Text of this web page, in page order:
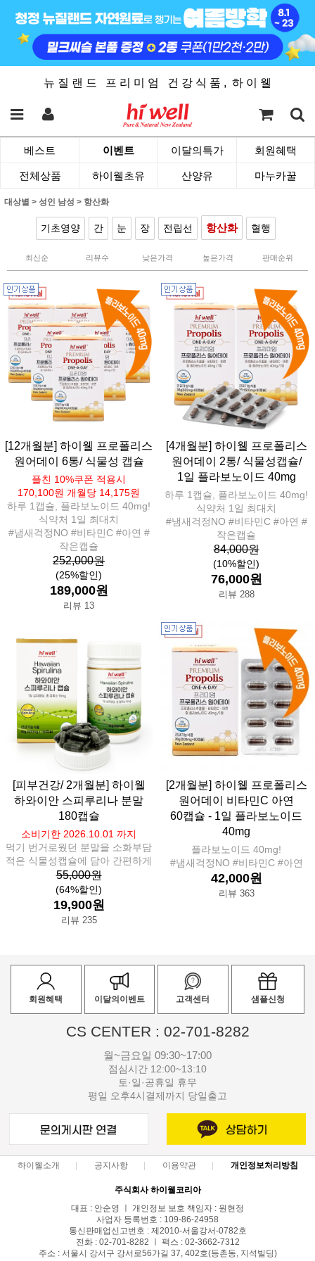
뉴 질 랜 드 프 리 미 엄 건 강 식 품 , 하 이 웰
베스트 이벤트 이달의특가 회원혜택
전체상품 하이웰초유 산양유 마누카꿀
대상별 > 성인 남성 > 항산화
기초영양 간 눈 장 전립선 항산화 혈행
최신순 리뷰수 낮은가격 높은가격 판매순위
[12개월분] 하이웰 프로폴리스
원어데이 6통/ 식물성 캡슐
플친 10%쿠폰 적용시
170,100원 개월당 14,175원
하루 1캡슐, 플라보노이드 40mg!
식약처 1일 최대치
#냄새걱정NO #비타민C #아연 #
작은캡슐
252,000원
(25%할인)
189,000원
리뷰 13
[4개월분] 하이웰 프로폴리스
원어데이 2통/ 식물성캡슐/
1일 플라보노이드 40mg
하루 1캡슐, 플라보노이드 40mg!
식약처 1일 최대치
#냄새걱정NO #비타민C #아연 #
작은캡슐
84,000원
(10%할인)
76,000원
리뷰 288
[피부건강/ 2개월분] 하이웰
하와이안 스피루리나 분말
180캡슐
소비기한 2026.10.01 까지
먹기 번거로웠던 분말을 소화부담
적은 식물성캡슐에 담아 간편하게
55,000원
(64%할인)
19,900원
리뷰 235
[2개월분] 하이웰 프로폴리스
원어데이 비타민C 아연
60캡슐 - 1일 플라보노이드
40mg
플라보노이드 40mg!
#냄새걱정NO #비타민C #아연
42,000원
리뷰 363
회원혜택 이달의이벤트 고객센터 샘플신청
CS CENTER : 02-701-8282
월~금요일 09:30~17:00
점심시간 12:00~13:10
토·일·공휴일 휴무
평일 오후4시결제까지 당일출고
하이웰소개 공지사항 이용약관 개인정보처리방침
주식회사 하이웰코리아
대표 : 안순영 ㅣ 개인정보 보호 책임자 : 원현정
사업자 등록번호 : 109-86-24958
통신판매업신고번호 : 제2010-서울강서-0782호
전화 : 02-701-8282 ㅣ 팩스 : 02-3662-7312
주소 : 서울시 강서구 강서로56가길 37, 402호(등촌동, 지석빌딩)